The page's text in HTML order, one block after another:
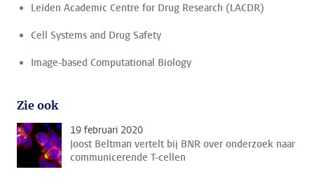
Leiden Academic Centre for Drug Research (LACDR)
Cell Systems and Drug Safety
Image-based Computational Biology
Zie ook
19 februari 2020
Joost Beltman vertelt bij BNR over onderzoek naar
communicerende T-cellen